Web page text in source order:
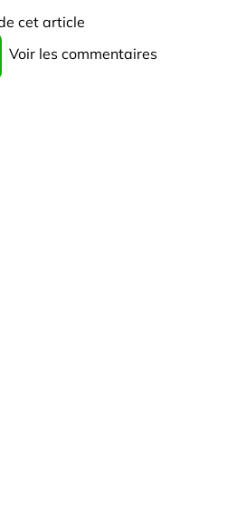
cet article
WhatsApp
Voir les commentaires